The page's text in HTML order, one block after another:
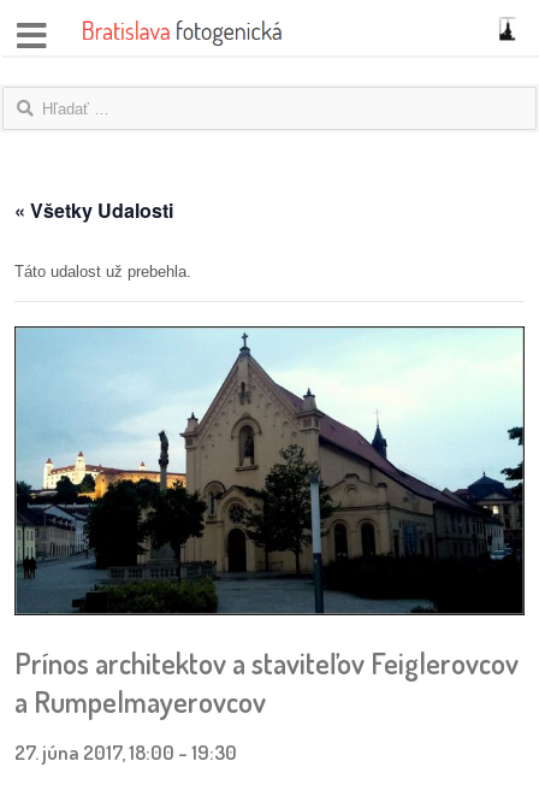
správy
názory
blogy
granty
pozvánky
Historický
zákony
mestské
« Všetky Udalosti
Táto udalost už prebehla.
Prínos architektov a staviteľov Feiglerovcov
a Rumpelmayerovcov
27. júna 2017, 18:00 -19:30